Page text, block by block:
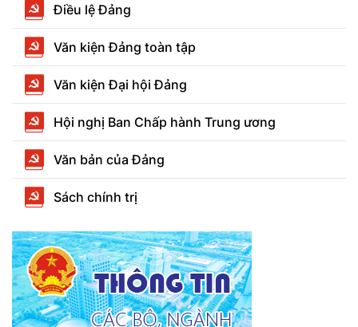
Điều lệ Đảng
Văn kiện Đảng toàn tập
Văn kiện Đại hội Đảng
Hội nghị Ban Chấp hành Trung ương
Văn bản của Đảng
Sách chính trị